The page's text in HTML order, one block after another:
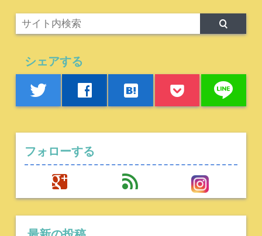
シェアする
twitter facebook hatenabookmark line
フォローする
google feed